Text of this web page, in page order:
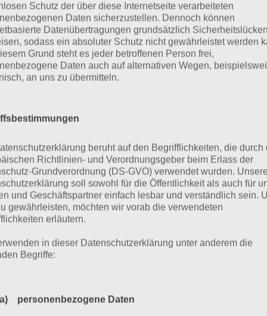
findest du die 4 Bilder 1 Wort Lösung für Ostern für den
Monat April 2020
für Ostern – 1. April
die Lösungen für 4 Bilder 1 Wort Ostern vom 1. April
Schutz der über diese Internetseite verarbeiteten
Daten sicherzustellen. Dennoch können
Datenübertragungen grundsätzlich Sicherheitslücken
sodass ein absoluter Schutz nicht gewährleistet werden
Grund steht es jeder betroffenen Person frei,
Daten auch auf alternativen Wegen,
an uns zu übermitteln.
beruht auf den Begrifflichkeiten, die durch
Richtlinien- und Verordnungsgeber beim Erlass der
Grundverordnung (DS-GVO) verwendet wurden. Unsere
soll sowohl für die Öffentlichkeit als auch für
und Geschäftspartner einfach lesbar und verständlich sein.
gewährleisten, möchten wir vorab die verwendeten
erläutern.
in dieser Datenschutzerklärung unter anderem die
Begriffe:
a) personenbezogene Daten